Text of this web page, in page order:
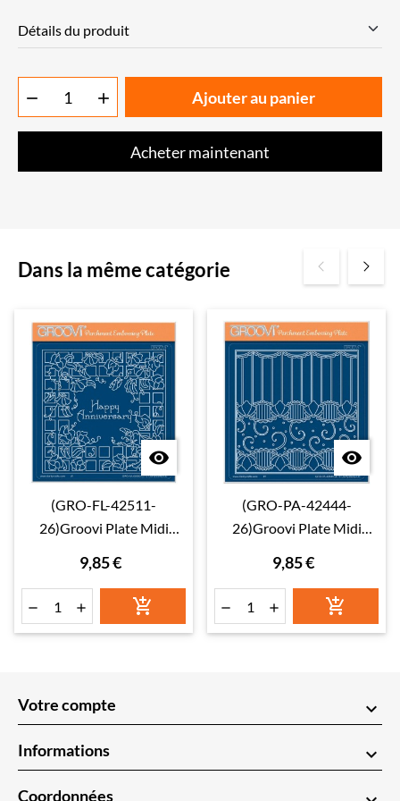
Détails du produit
  Ajouter au panier
Acheter maintenant
Dans la même catégorie

(GRO-FL-42511-
26)Groovi Plate Midi
Sweet Pea Square
9,85 €
  

(GRO-PA-42444-
26)Groovi Plate Midi
9,85 €
  
Votre compte keyboard_arrow_down
Informations keyboard_arrow_down
Coordonnées